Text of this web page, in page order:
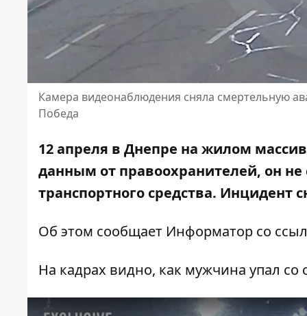
Камера видеонаблюдения сняла смертельную
Победа
12 апреля в Днепре на жилом
данным от правоохранителей, он не
транспортного средства. Инцидент
Об этом сообщает Информатор со
На кадрах видно, как мужчина упал со